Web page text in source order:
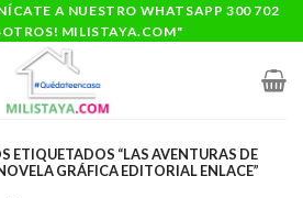
A NUESTRO WHATSAPP 300 702
MILISTAYA.COM"
ETIQUETADOS “LAS AVENTURAS DE
GRÁFICA EDITORIAL ENLACE”